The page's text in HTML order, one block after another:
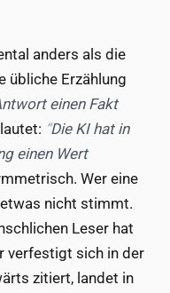
anders als die
übliche Erzählung
einen Fakt
Die KI hat in
einen Wert
Wer eine
nicht stimmt.
Leser hat
verfestigt sich in der
zitiert, landet in